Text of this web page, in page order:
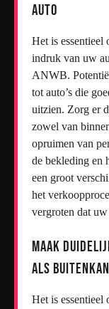
auto
Het is essentieel
indruk van uw
ANWB.
tot auto’s die
uitzien. Zorg er
zowel van
opruimen van
de bekleding en
een groot
het
vergroten dat
Maak
als
Het is essentieel